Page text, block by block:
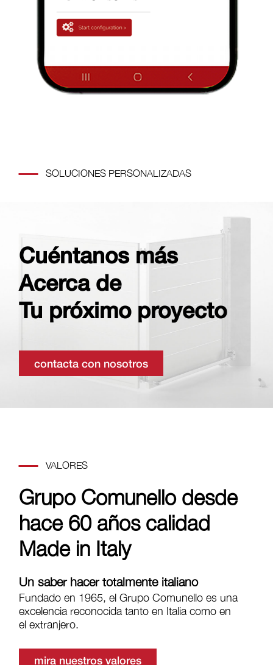
SOLUCIONES PERSONALIZADAS
Cuéntanos más
Acerca de
Tu próximo proyecto
contacta con nosotros
VALORES
Grupo Comunello desde
hace 60 años calidad
Made in Italy
Un saber hacer totalmente italiano
Fundado en 1965, el Grupo Comunello es una
excelencia reconocida tanto en Italia como en
el extranjero.
mira nuestros valores